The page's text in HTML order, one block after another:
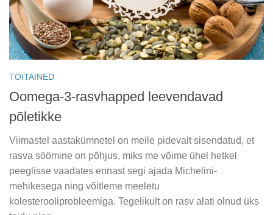
TOITAINED
Oomega-3-rasvhapped leevendavad
põletikke
Viimastel aastakümnetel on meile pidevalt sisendatud, et
rasva söömine on põhjus, miks me võime ühel hetkel
peeglisse vaadates ennast segi ajada Michelini-
mehikesega ning võitleme meeletu
kolesterooliprobleemiga. Tegelikult on rasv alati olnud üks